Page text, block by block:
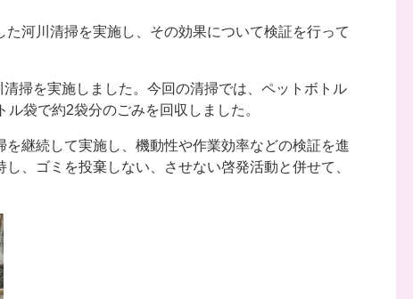
河川清掃を実施し、その効果について検証を行って
掃を実施しました。今回の清掃では、ペットボトル
袋で約2袋分のごみを回収しました。
継続して実施し、機動性や作業効率などの検証を進
、ゴミを投棄しない、させない啓発活動と併せて、